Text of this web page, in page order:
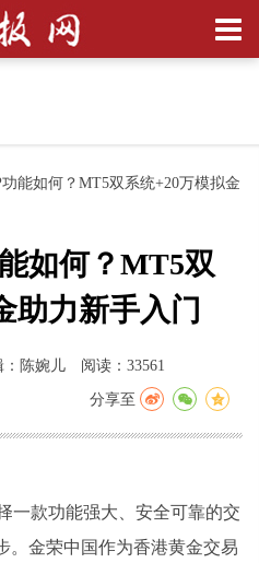
能如何？MT5双系统+20万模拟金
如何？MT5双
助力新手入门
：陈婉儿 阅读：33561
分享至
一款功能强大、安全可靠的交
。金荣中国作为香港黄金交易